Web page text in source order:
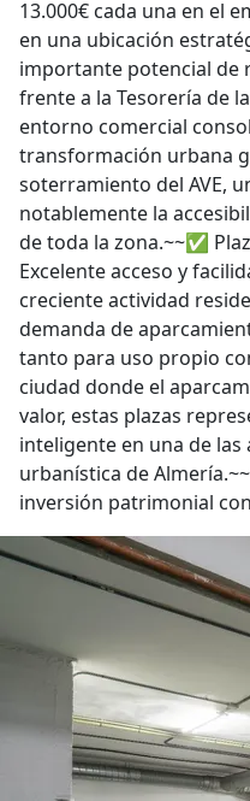
13.000€ cada una en el
en una ubicación
importante potencial de
frente a la Tesorería de
entorno comercial
transformación urbana
soterramiento del AVE,
notablemente la
de toda la zona.~~✅
Excelente acceso y
creciente actividad
demanda de
tanto para uso propio
ciudad donde el
valor, estas plazas
inteligente en una de
urbanística de
inversión patrimonial